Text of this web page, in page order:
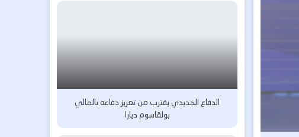
الدفاع الجديدي يقترب من تعزيز دفاعه بالمالي
بولقاسوم ديارا